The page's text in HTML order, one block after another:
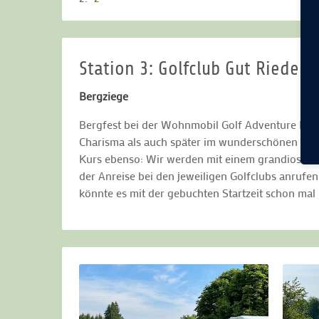
Station 3: Golfclub Gut Rieden
Bergziege
Bergfest bei der Wohnmobil Golf Adventure
Charisma als auch später im wunderschönen
Kurs ebenso: Wir werden mit einem
der Anreise bei den jeweiligen Golfclubs
könnte es mit der gebuchten Startzeit schon